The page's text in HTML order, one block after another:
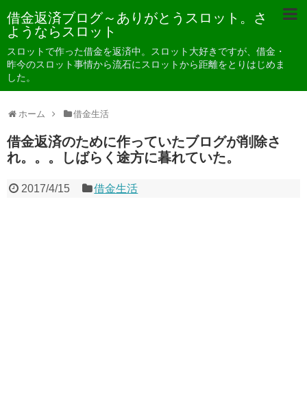
借金返済ブログ～ありがとうスロット。さ
ようならスロット
スロットで作った借金を返済中。スロット大好きですが、借金・
昨今のスロット事情から流石にスロットから距離をとりはじめま
した。
ホーム 借金生活
借金返済のために作っていたブログが削除さ
れ。。。しばらく途方に暮れていた。
2017/4/15 借金生活